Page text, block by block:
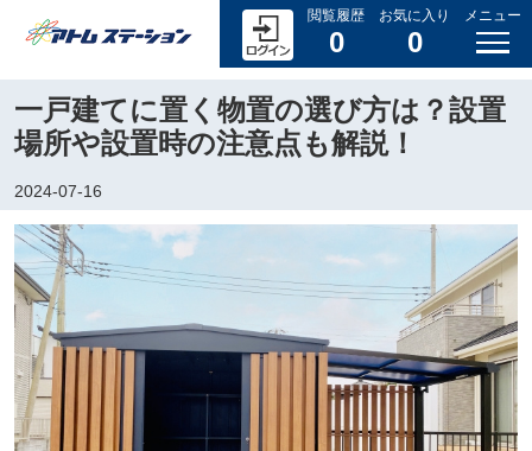
閲覧履歴
0
お気に入り
0
メニュー
一戸建てに置く物置の選び方は？設置
場所や設置時の注意点も解説！
2024-07-16